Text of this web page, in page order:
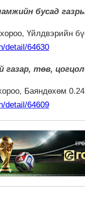
бусад
Үйлдвэрийн
detail/64630
газар, төв,
Баяндөхөм
detail/64609